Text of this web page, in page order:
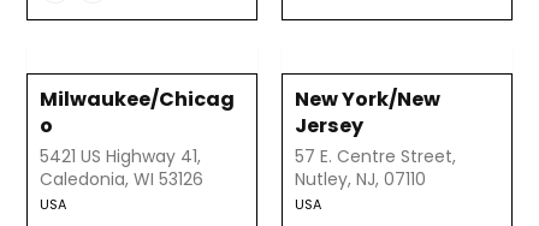
telefónicoelectrónico
Milwaukee/Chicag
o
5421 US Highway 41,
Caledonia, WI 53126
USA
New York/New
Jersey
57 E. Centre Street,
Nutley, NJ, 07110
USA